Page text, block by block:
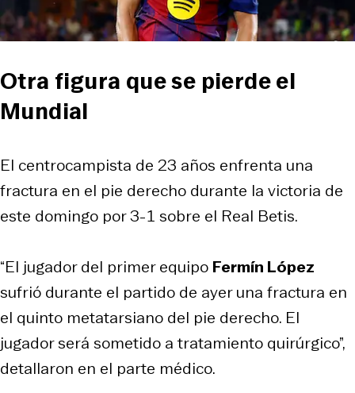
Otra figura que se pierde el
Mundial
El centrocampista de 23 años enfrenta una
fractura en el pie derecho durante la victoria de
este domingo por 3-1 sobre el Real Betis.
“El jugador del primer equipo Fermín López
sufrió durante el partido de ayer una fractura en
el quinto metatarsiano del pie derecho. El
jugador será sometido a tratamiento quirúrgico”,
detallaron en el parte médico.